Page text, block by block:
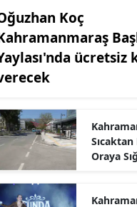
Koç
ücretsiz
Oraya